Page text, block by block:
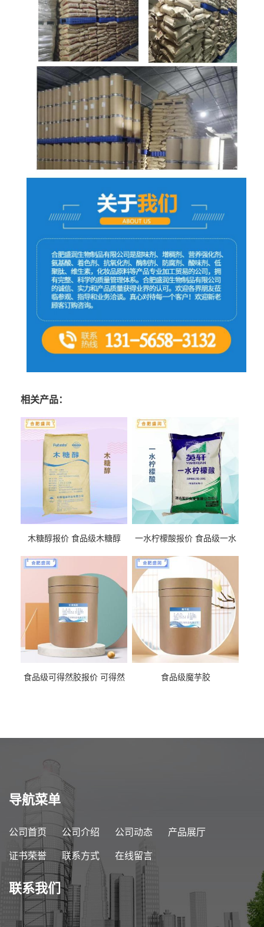
相关产品：
木糖醇报价 食品级木糖醇
一水柠檬酸报价 食品级一水
食品级可得然胶报价 可得然
食品级魔芋胶
导航菜单
公司首页 公司介绍 公司动态 产品展厅
证书荣誉 联系方式 在线留言
联系我们